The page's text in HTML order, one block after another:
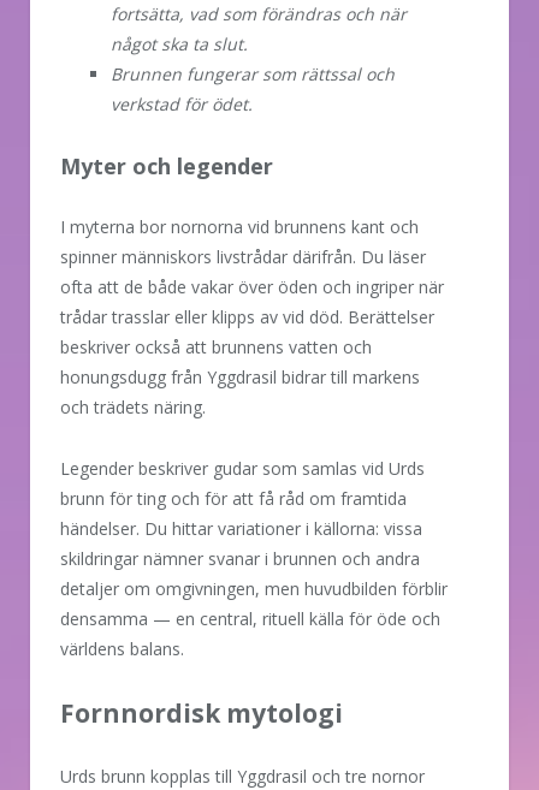
fortsätta, vad som förändras och när
något ska ta slut.
Brunnen fungerar som rättssal och
verkstad för ödet.
Myter och legender
I myterna bor nornorna vid brunnens kant och
spinner människors livstrådar därifrån. Du läser
ofta att de både vakar över öden och ingriper när
trådar trasslar eller klipps av vid död. Berättelser
beskriver också att brunnens vatten och
honungsdugg från Yggdrasil bidrar till markens
och trädets näring.
Legender beskriver gudar som samlas vid Urds
brunn för ting och för att få råd om framtida
händelser. Du hittar variationer i källorna: vissa
skildringar nämner svanar i brunnen och andra
detaljer om omgivningen, men huvudbilden förblir
densamma — en central, rituell källa för öde och
världens balans.
Fornnordisk mytologi
Urds brunn kopplas till Yggdrasil och tre nornor